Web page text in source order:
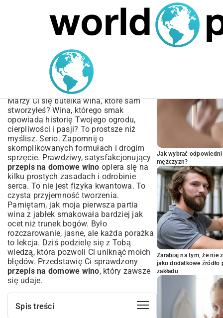
MARIUSZ ŁAMAGA 05.10.2025
Przepis na domowe wino:
Kompletny przewodnik
krok po kroku
Marzy Ci się butelka wina, które sam
stworzyłeś? Wina, którego smak
opowiada historię Twojego ogrodu,
cierpliwości i pasji? To prostsze niż
myślisz. Serio. Zapomnij o
skomplikowanych formułach i drogim
sprzęcie. Prawdziwy, satysfakcjonujący
przepis na domowe wino opiera się na
kilku prostych zasadach i odrobinie
serca. To nie jest fizyka kwantowa. To
czysta przyjemność tworzenia.
Pamiętam, jak moja pierwsza partia
wina z jabłek smakowała bardziej jak
ocet niż trunek bogów. Było
rozczarowanie, jasne, ale każda porażka
to lekcja. Dziś podzielę się z Tobą
wiedzą, która pozwoli Ci uniknąć moich
błędów. Przedstawię Ci sprawdzony
przepis na domowe wino, który zawsze
się udaje.
Spis treści
Jak wybrać
mężczyzn?
Zarabiaj na tym, że nie
jako dodatkowe
zakładu